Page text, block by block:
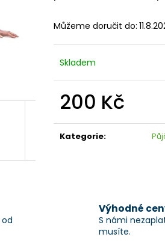
Můžeme doručit do:
Skladem
200 Kč
cena:
Kategorie:
Výhodné
S námi
musíte.